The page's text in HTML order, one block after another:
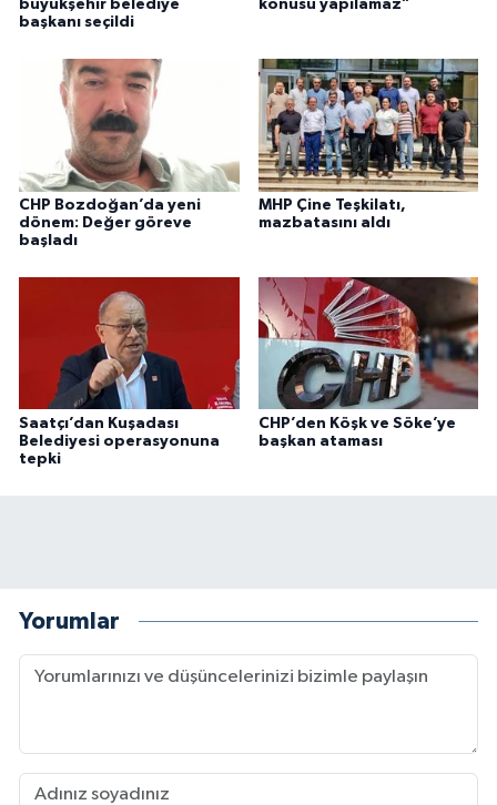
büyükşehir belediye
başkanı seçildi
konusu yapılamaz”
CHP Bozdoğan’da yeni
dönem: Değer göreve
başladı
MHP Çine Teşkilatı,
mazbatasını aldı
Saatçı’dan Kuşadası
Belediyesi operasyonuna
tepki
CHP’den Köşk ve Söke’ye
başkan ataması
Yorumlar